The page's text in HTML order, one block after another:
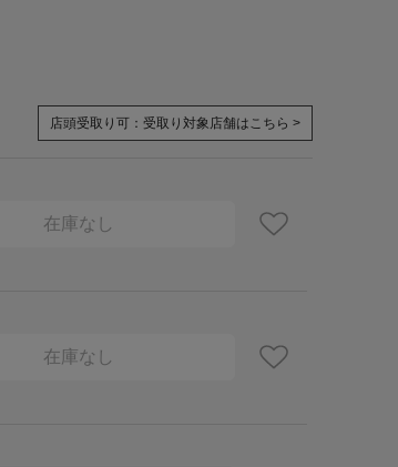
店頭受取り可： 受取り対象店舗はこちら >
在庫なし
在庫なし